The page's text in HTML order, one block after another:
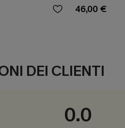
46,00 €
DEI CLIENTI
0.0